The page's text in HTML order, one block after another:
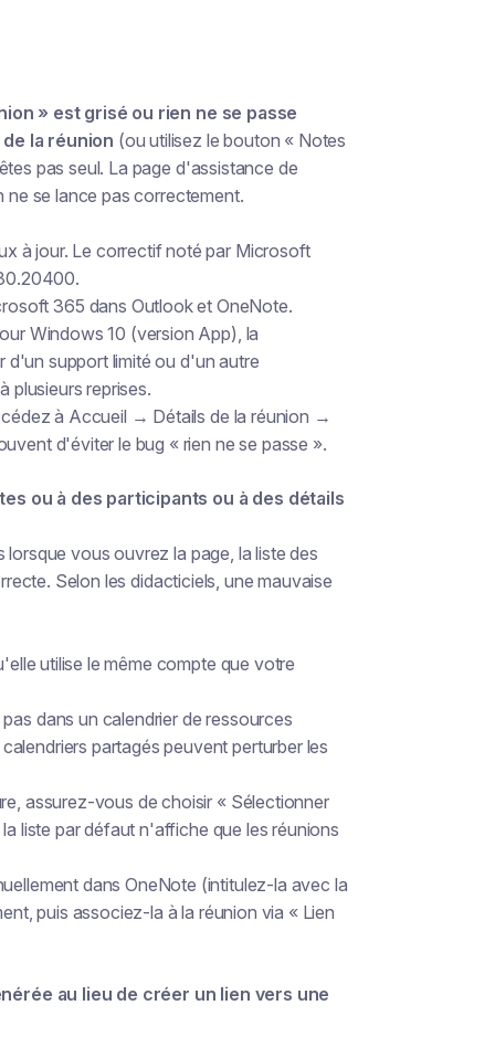
» est grisé ou rien ne se passe
la réunion (ou utilisez le bouton « Notes
pas seul. La page d'assistance de
ne se lance pas correctement.
à jour. Le correctif noté par Microsoft
365 dans Outlook et OneNote.
Windows 10 (version App), la
d'un support limité ou d'un autre
plusieurs reprises.
à Accueil → Détails de la réunion →
d'éviter le bug « rien ne se passe ».
ou à des participants ou à des détails
vous ouvrez la page, la liste des
Selon les didacticiels, une mauvaise
utilise le même compte que votre
dans un calendrier de ressources
partagés peuvent perturber les
assurez-vous de choisir « Sélectionner
liste par défaut n'affiche que les réunions
dans OneNote (intitulez-la avec la
puis associez-la à la réunion via « Lien
au lieu de créer un lien vers une